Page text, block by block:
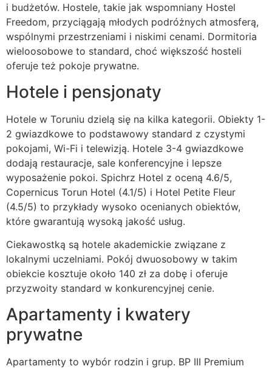
i budżetów. Hostele, takie jak wspomniany Hostel
Freedom, przyciągają młodych podróżnych atmosferą,
wspólnymi przestrzeniami i niskimi cenami. Dormitoria
wieloosobowe to standard, choć większość hosteli
oferuje też pokoje prywatne.
Hotele i pensjonaty
Hotele w Toruniu dzielą się na kilka kategorii. Obiekty 1-
2 gwiazdkowe to podstawowy standard z czystymi
pokojami, Wi-Fi i telewizją. Hotele 3-4 gwiazdkowe
dodają restauracje, sale konferencyjne i lepsze
wyposażenie pokoi. Spichrz Hotel z oceną 4.6/5,
Copernicus Torun Hotel (4.1/5) i Hotel Petite Fleur
(4.5/5) to przykłady wysoko ocenianych obiektów,
które gwarantują wysoką jakość usług.
Ciekawostką są hotele akademickie związane z
lokalnymi uczelniami. Pokój dwuosobowy w takim
obiekcie kosztuje około 140 zł za dobę i oferuje
przyzwoity standard w konkurencyjnej cenie.
Apartamenty i kwatery
prywatne
Apartamenty to wybór rodzin i grup. BP III Premium